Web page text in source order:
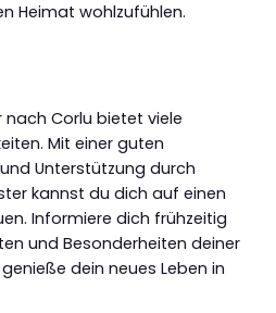
Heimat wohlzufühlen.
nach Corlu bietet viele
Mit einer guten
Unterstützung durch
kannst du dich auf einen
Informiere dich frühzeitig
und Besonderheiten deiner
dein neues Leben in